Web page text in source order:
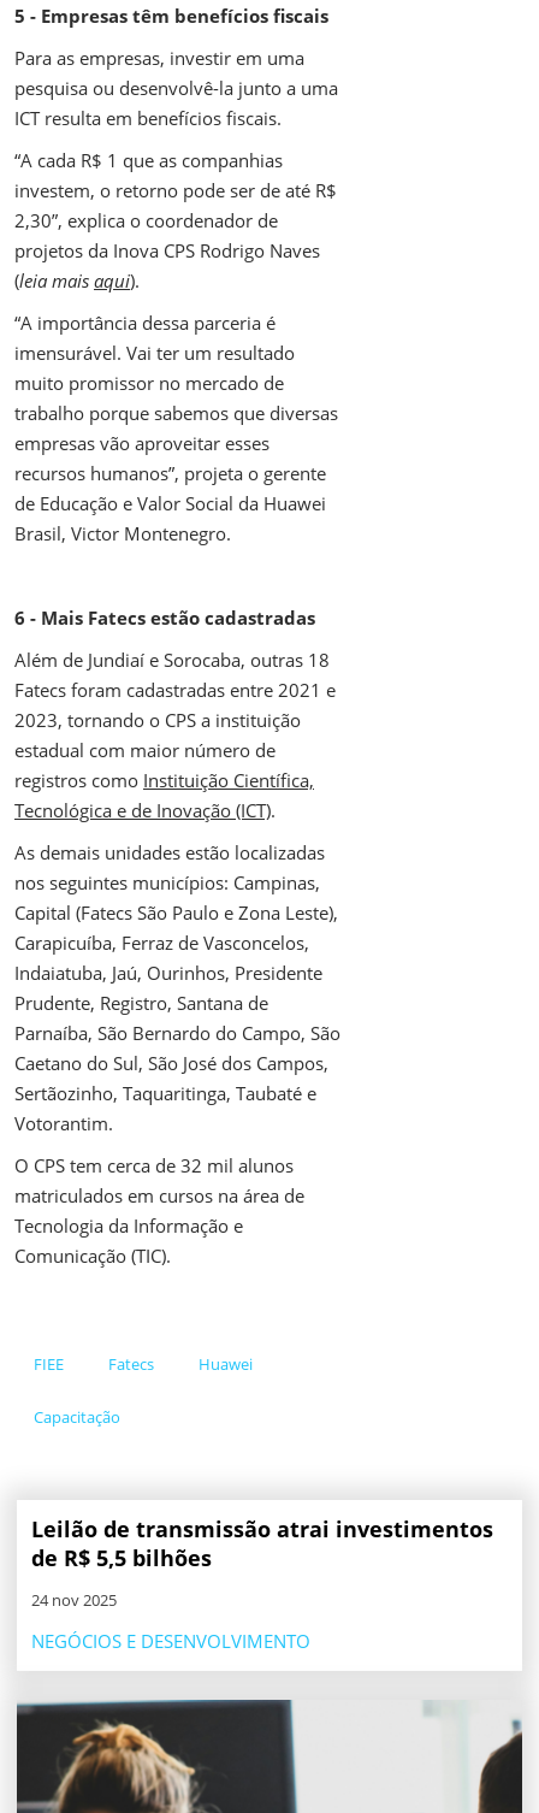
5 - Empresas têm benefícios fiscais
Para as empresas, investir em uma
pesquisa ou desenvolvê-la junto a uma
ICT resulta em benefícios fiscais.
“A cada R$ 1 que as companhias
investem, o retorno pode ser de até R$
2,30”, explica o coordenador de
projetos da Inova CPS Rodrigo Naves
(leia mais aqui).
“A importância dessa parceria é
imensurável. Vai ter um resultado
muito promissor no mercado de
trabalho porque sabemos que diversas
empresas vão aproveitar esses
recursos humanos”, projeta o gerente
de Educação e Valor Social da Huawei
Brasil, Victor Montenegro.
6 - Mais Fatecs estão cadastradas
Além de Jundiaí e Sorocaba, outras 18
Fatecs foram cadastradas entre 2021 e
2023, tornando o CPS a instituição
estadual com maior número de
registros como Instituição Científica,
Tecnológica e de Inovação (ICT).
As demais unidades estão localizadas
nos seguintes municípios: Campinas,
Capital (Fatecs São Paulo e Zona Leste),
Carapicuíba, Ferraz de Vasconcelos,
Indaiatuba, Jaú, Ourinhos, Presidente
Prudente, Registro, Santana de
Parnaíba, São Bernardo do Campo, São
Caetano do Sul, São José dos Campos,
Sertãozinho, Taquaritinga, Taubaté e
Votorantim.
O CPS tem cerca de 32 mil alunos
matriculados em cursos na área de
Tecnologia da Informação e
Comunicação (TIC).
FIEE Fatecs Huawei
Capacitação
Leilão de transmissão atrai investimentos
de R$ 5,5 bilhões
24 nov 2025
NEGÓCIOS E DESENVOLVIMENTO